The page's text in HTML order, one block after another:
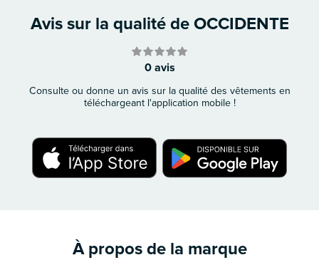
Avis sur la qualité de OCCIDENTE
0 avis
Consulte ou donne un avis sur la qualité des vêtements en
téléchargeant l'application mobile !
À propos de la marque